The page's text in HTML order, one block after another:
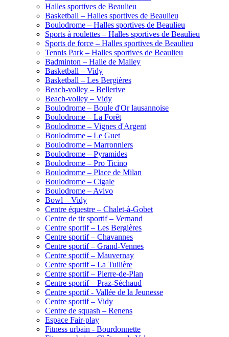
Halles sportives de Beaulieu
Basketball – Halles sportives de Beaulieu
Boulodrome – Halles sportives de Beaulieu
Sports à roulettes – Halles sportives de Beaulieu
Sports de force – Halles sportives de Beaulieu
Tennis Park – Halles sportives de Beaulieu
Badminton – Halle de Malley
Basketball – Vidy
Basketball – Les Bergières
Beach-volley – Bellerive
Beach-volley – Vidy
Boulodrome – Boule d'Or lausannoise
Boulodrome – La Forêt
Boulodrome – Vignes d'Argent
Boulodrome – Le Guet
Boulodrome – Marronniers
Boulodrome – Pyramides
Boulodrome – Pro Ticino
Boulodrome – Place de Milan
Boulodrome – Cigale
Boulodrome – Avivo
Bowl – Vidy
Centre équestre – Chalet-à-Gobet
Centre de tir sportif – Vernand
Centre sportif – Les Bergières
Centre sportif – Chavannes
Centre sportif – Grand-Vennes
Centre sportif – Mauvernay
Centre sportif – La Tuilière
Centre sportif – Pierre-de-Plan
Centre sportif – Praz-Séchaud
Centre sportif - Vallée de la Jeunesse
Centre sportif – Vidy
Centre de squash – Renens
Espace Fair-play
Fitness urbain - Bourdonnette